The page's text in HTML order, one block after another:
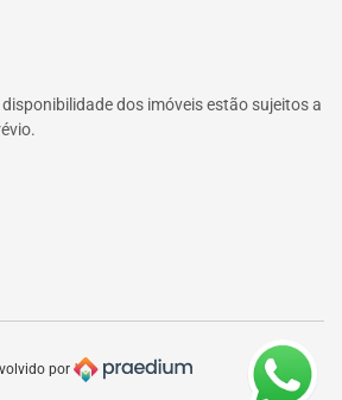
dos imóveis estão sujeitos a
por